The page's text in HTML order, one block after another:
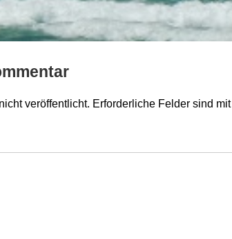
veröffentlicht. Erforderliche Felder sind mit